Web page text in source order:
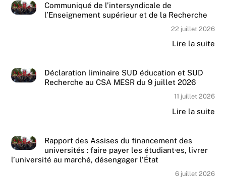
Communiqué de l’intersyndicale de
l’Enseignement supérieur et de la Recherche
22 juillet 2026
Lire la suite
Déclaration liminaire SUD éducation et SUD
Recherche au CSA MESR du 9 juillet 2026
11 juillet 2026
Lire la suite
Rapport des Assises du financement des
universités : faire payer les étudiant·es, livrer
l’université au marché, désengager l’État
6 juillet 2026